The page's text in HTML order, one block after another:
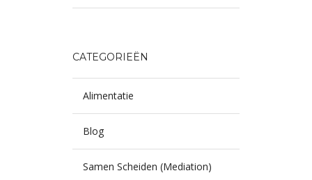
CATEGORIEËN
Alimentatie
Blog
Samen Scheiden (Mediation)